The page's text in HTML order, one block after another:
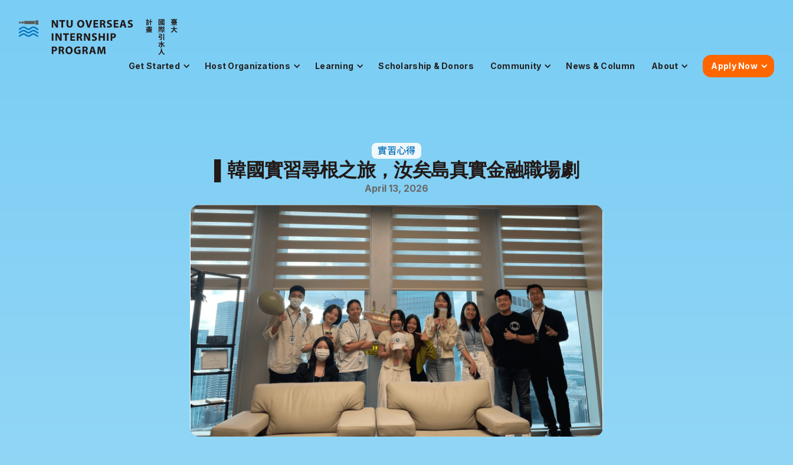
Get Started Host Organizations Learning Scholarship & Donors Community News & Column About Apply Now
實習心得
▌韓國實習尋根之旅，汝矣島真實金融職場劇
April 13, 2026